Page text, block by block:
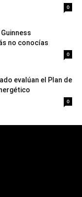
0
no conocías
0
evalúan el Plan de
0